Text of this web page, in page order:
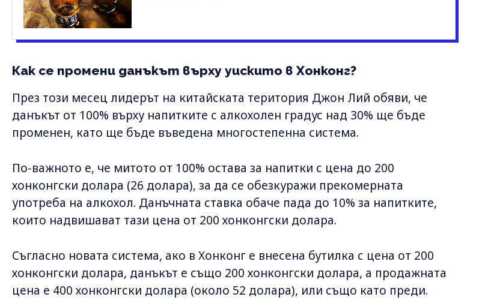
Как се промени данъкът върху уискито в Хонконг?
През този месец лидерът на китайската територия Джон Лий обяви, че
данъкът от 100% върху напитките с алкохолен градус над 30% ще бъде
променен, като ще бъде въведена многостепенна система.
По-важното е, че митото от 100% остава за напитки с цена до 200
хонконгски долара (26 долара), за да се обезкуражи прекомерната
употреба на алкохол. Данъчната ставка обаче пада до 10% за напитките,
които надвишават тази цена от 200 хонконгски долара.
Съгласно новата система, ако в Хонконг е внесена бутилка с цена от 200
хонконгски долара, данъкът е също 200 хонконгски долара, а продажната
цена е 400 хонконгски долара (около 52 долара), или също като преди.